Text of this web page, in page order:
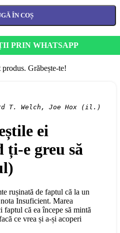
ÎN COȘ
PRIN WHATSAPP
produs. Grăbește-te!
T. Welch, Joe Hox (il.)
ei
ți-e greu să
rușinată de faptul că la un
Insuficient. Marea
faptul că ea începe să mintă
ce vrea și a-și acoperi